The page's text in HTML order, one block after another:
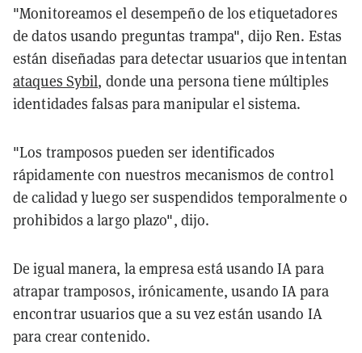
"Monitoreamos el desempeño de los etiquetadores
de datos usando preguntas trampa", dijo Ren. Estas
están diseñadas para detectar usuarios que intentan
ataques Sybil, donde una persona tiene múltiples
identidades falsas para manipular el sistema.
"Los tramposos pueden ser identificados
rápidamente con nuestros mecanismos de control
de calidad y luego ser suspendidos temporalmente o
prohibidos a largo plazo", dijo.
De igual manera, la empresa está usando IA para
atrapar tramposos, irónicamente, usando IA para
encontrar usuarios que a su vez están usando IA
para crear contenido.